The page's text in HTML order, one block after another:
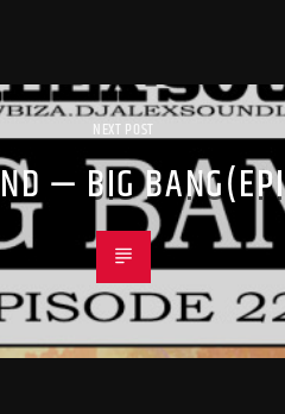
NEXT POST
— BIG